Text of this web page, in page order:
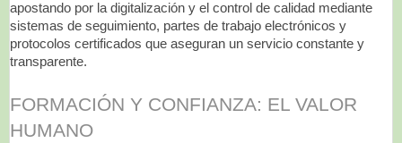
apostando por la digitalización y el control de calidad mediante
sistemas de seguimiento, partes de trabajo electrónicos y
protocolos certificados que aseguran un servicio constante y
transparente.
FORMACIÓN Y CONFIANZA: EL VALOR
HUMANO